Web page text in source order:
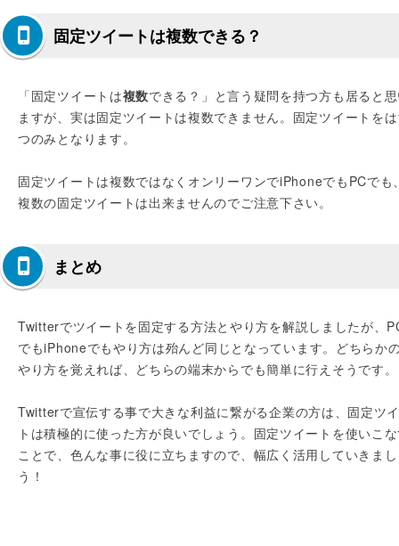
固定ツイートは複数できる？
「固定ツイートは複数できる？」と言う疑問を持つ方も居ると
ますが、実は固定ツイートは複数できません。固定ツイートを
つのみとなります。
固定ツイートは複数ではなくオンリーワンでiPhoneでもPCでも
複数の固定ツイートは出来ませんのでご注意下さい。
まとめ
Twitterでツイートを固定する方法とやり方を解説しましたが、
でもiPhoneでもやり方は殆んど同じとなっています。どちらか
やり方を覚えれば、どちらの端末からでも簡単に行えそうです。
Twitterで宣伝する事で大きな利益に繋がる企業の方は、固定ツ
トは積極的に使った方が良いでしょう。固定ツイートを使いこ
ことで、色んな事に役に立ちますので、幅広く活用していきま
う！